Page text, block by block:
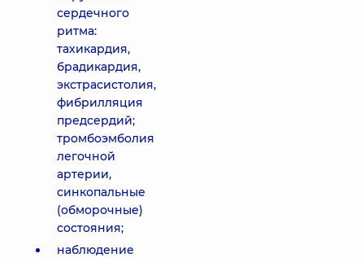
сердечного
ритма:
тахикардия,
брадикардия,
экстрасистолия,
фибрилляция
предсердий;
тромбоэмболия
легочной
артерии,
синкопальные
(обморочные)
состояния;
наблюдение